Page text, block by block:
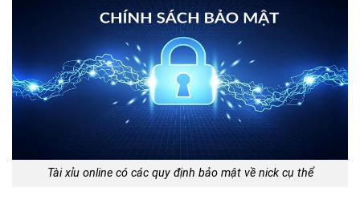
Tài xỉu online có các quy định bảo mật về nick cụ thể